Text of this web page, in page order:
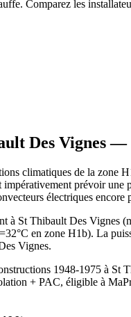
Comparez les
Des Vignes—
climatiques de la zone
prévoir
électriques
à St Thibault Des
en zone H1b). La
Vignes.
1948-1975 à St
+ PAC, éligible à